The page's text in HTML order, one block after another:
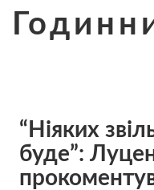
“Ніяких
буде”: